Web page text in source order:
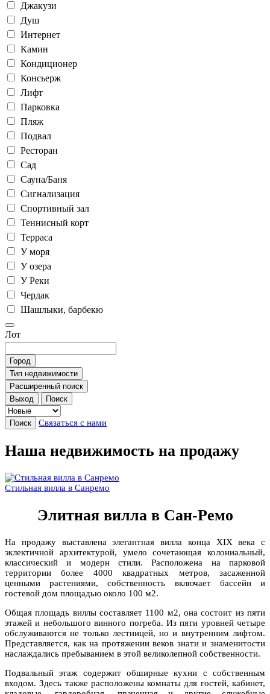
Джакузи
Душ
Интернет
Камин
Кондиционер
Консьерж
Лифт
Парковка
Пляж
Подвал
Ресторан
Сад
Сауна/Баня
Сигнализация
Спортивный зал
Теннисный корт
Терраса
У моря
У озера
У Реки
Чердак
Шашлыки, барбекю
Лот
Город
Тип недвижимости
Расширенный поиск
Выход
Поиск
Поиск Связаться с нами
Наша недвижимость на продажу
Стильная вилла в Санремо
Элитная вилла в Сан-Ремо
На продажу выставлена элегантная вилла конца XIX века с
эклектичной архитектурой, умело сочетающая колониальный,
классический и модерн стили. Расположена на парковой
территории более 4000 квадратных метров, засаженной
ценными растениями, собственность включает бассейн и
гостевой дом площадью около 100 м2.
Общая площадь виллы составляет 1100 м2, она состоит из пяти
этажей и небольшого винного погреба. Из пяти уровней четыре
обслуживаются не только лестницей, но и внутренним лифтом.
Представляется, как на протяжении веков знати и знаменитости
наслаждались пребыванием в этой великолепной собственности.
Подвальный этаж содержит обширные кухни с собственным
входом. Здесь также расположены комнаты для гостей, кабинет,